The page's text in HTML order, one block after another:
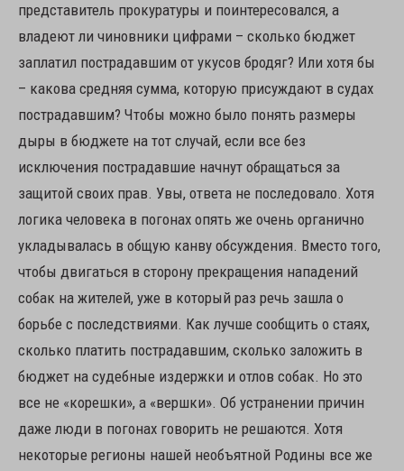
представитель прокуратуры и поинтересовался, а
владеют ли чиновники цифрами – сколько бюджет
заплатил пострадавшим от укусов бродяг? Или хотя бы
– какова средняя сумма, которую присуждают в судах
пострадавшим? Чтобы можно было понять размеры
дыры в бюджете на тот случай, если все без
исключения пострадавшие начнут обращаться за
защитой своих прав. Увы, ответа не последовало. Хотя
логика человека в погонах опять же очень органично
укладывалась в общую канву обсуждения. Вместо того,
чтобы двигаться в сторону прекращения нападений
собак на жителей, уже в который раз речь зашла о
борьбе с последствиями. Как лучше сообщить о стаях,
сколько платить пострадавшим, сколько заложить в
бюджет на судебные издержки и отлов собак. Но это
все не «корешки», а «вершки». Об устранении причин
даже люди в погонах говорить не решаются. Хотя
некоторые регионы нашей необъятной Родины все же